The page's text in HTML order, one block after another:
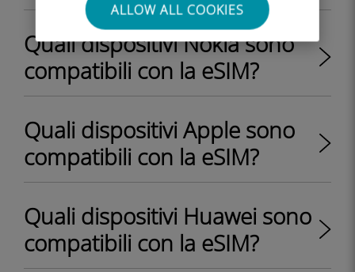
ALLOW ALL COOKIES
Quali dispositivi Nokia sono
compatibili con la eSIM?
Quali dispositivi Apple sono
compatibili con la eSIM?
Quali dispositivi Huawei sono
compatibili con la eSIM?